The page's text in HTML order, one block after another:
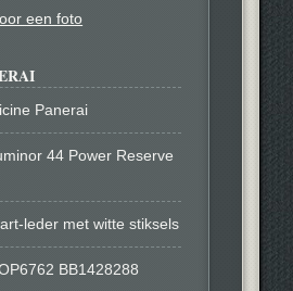
een foto
Panerai
44 Power Reserve
leder met witte stiksels
BB1428288